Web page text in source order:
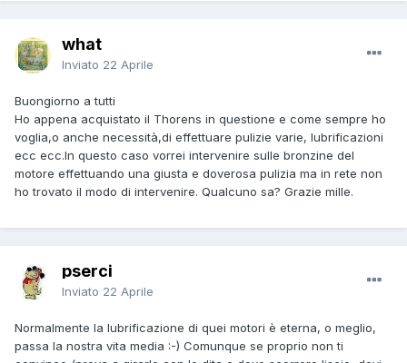
what
Inviato 22 Aprile
Buongiorno a tutti
Ho appena acquistato il Thorens in questione e come sempre ho
voglia,o anche necessità,di effettuare pulizie varie, lubrificazioni
ecc ecc.In questo caso vorrei intervenire sulle bronzine del
motore effettuando una giusta e doverosa pulizia ma in rete non
ho trovato il modo di intervenire. Qualcuno sa? Grazie mille.
pserci
Inviato 22 Aprile
Normalmente la lubrificazione di quei motori è eterna, o meglio,
passa la nostra vita media :-) Comunque se proprio non ti